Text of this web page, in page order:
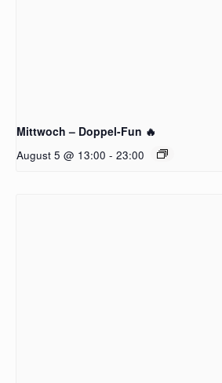
Mittwoch – Doppel-Fun 🔥
August 5 @ 13:00 - 23:00